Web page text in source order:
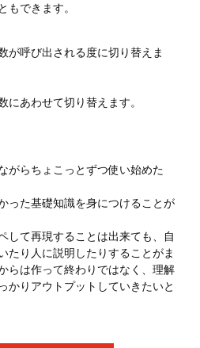
もできます。
が呼び出される度に切り替えま
にあわせて切り替えます。
がらちょこっとずつ使い始めた
った基礎知識を身につけることが
して再現することは出来ても、自
たり人に説明したりすることがま
らは作って終わりではなく、理解
かりアウトプットしていきたいと